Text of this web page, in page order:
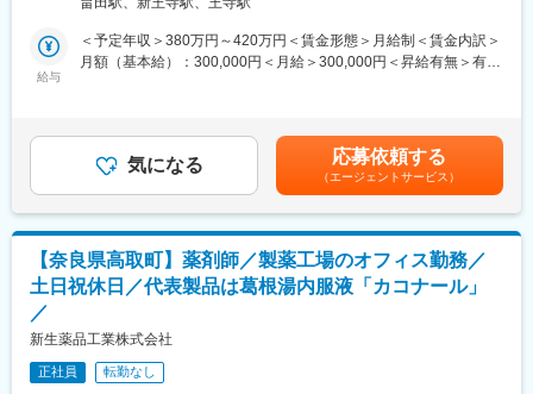
ない医療現場の安心安全や、医療従事者の負担軽減に大きく貢献
しています。
顧客からいかにシェアを獲得するか試行錯誤する面白さがありま
す。
変更の範囲：会社の定める業務
前任からしっかり引継ぎを行いますので、未経験の方も安心して
ご応募ください。一緒に「エミフル」を盛り上げてくださる方、
お待ちしております！
・スタッフの教育、研修、マネジメント
・スタッフのシフト管理
・面接・入社対応
【３割】同社の事業計画改善や推進に関わる業務
・他施設責任者との会議／事業としての改善案提示
事業責任者１名、正職員6名（サービス管理者：1名 支援員：女
給与
＜予定年収＞380万円～420万円＜賃金形態＞月給制＜賃金内訳＞
月額（基本給）：300,000円＜月給＞300,000円＜昇給有無＞有＜
ます。月給(月額)は固定手当を含めた表記です。
気になる 応募依頼する
（エージェントサービス）
【奈良県高取町】薬剤師／製薬工場のオフィス勤務／
土日祝休日／代表製品は葛根湯内服液「カコナール」
／
新生薬品工業株式会社
正社員 転勤なし